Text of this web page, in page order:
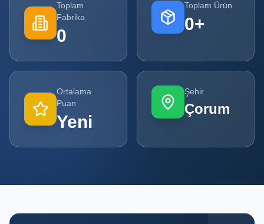
Tüm
Ürünler
Kampanyalar
POPÜLER
KATEGORILER
Toplam
Fabrika
0
Toplam Ürün
0+
Ortalama
Puan
Yeni
Şehir
Çorum